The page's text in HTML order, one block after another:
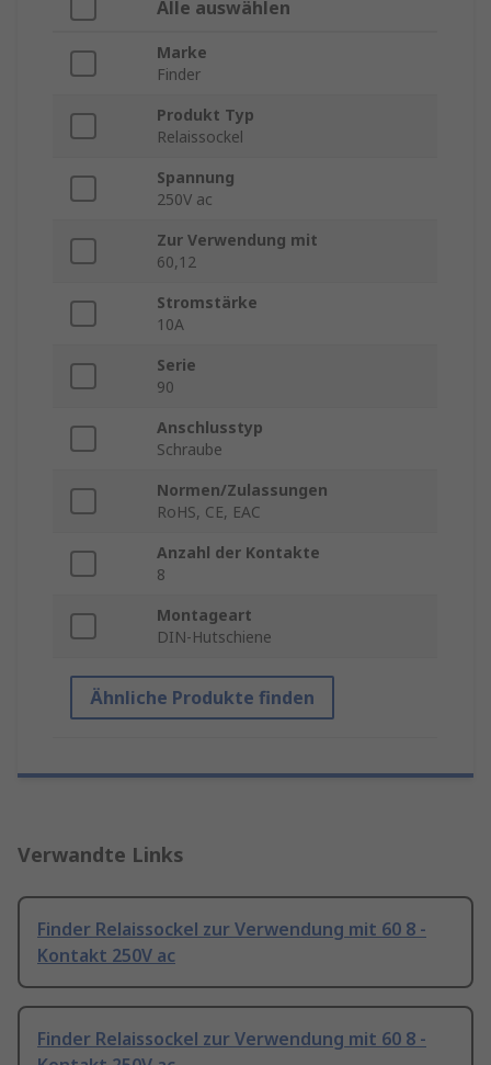
Alle auswählen
Marke
Finder
Produkt Typ
Relaissockel
Spannung
250V ac
Zur Verwendung mit
60,12
Stromstärke
10A
Serie
90
Anschlusstyp
Schraube
Normen/Zulassungen
RoHS, CE, EAC
Anzahl der Kontakte
8
Montageart
DIN-Hutschiene
Ähnliche Produkte finden
Verwandte Links
Finder Relaissockel zur Verwendung mit 60 8 -
Kontakt 250V ac
Finder Relaissockel zur Verwendung mit 60 8 -